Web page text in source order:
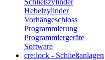
Hebelzylinder
Vorhängeschloss
Programmierung
Programmiergeräte
Software
cre:lock - Schließanlagen